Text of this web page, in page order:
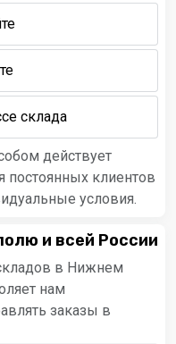
склада
действует
постоянных клиентов
условия.
и всей России
в Нижнем
нам
заказы в